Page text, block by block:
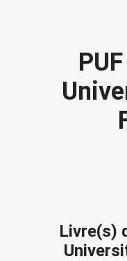
Livre(s)